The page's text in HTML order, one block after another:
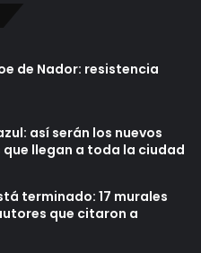
de Nador: resistencia
así serán los nuevos
llegan a toda la ciudad
terminado: 17 murales
que citaron a